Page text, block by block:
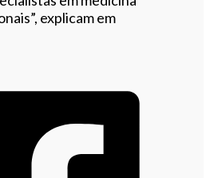
explicam em